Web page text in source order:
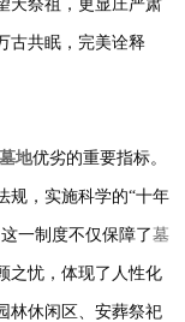
天祭祖，更显庄严肃
古共眠，完美诠释
墓地优劣的重要指标。
规，实施科学的“十年
一制度不仅保障了墓
之忧，体现了人性化
林休闲区、安葬祭祀